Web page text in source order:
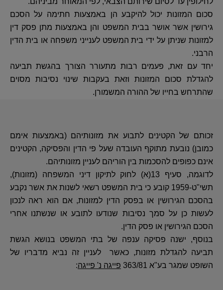
סכום המזונות יכול להיקבע הן באמצעות חתימה על הסכם
גירושין אשר אושר בבית המשפט והן באמצעות מתן פסק דין
למזונות שניתן על ידי בית המשפט לענייני משפחה או בית הדין
הרבני.
יחד עם זאת, פעמים רבות מתעורר הצורך בהגשת תביעה
להגדלת סכום המזונות וזאת בעקבות שינוי נסיבות מסוים
שהתרחש בחייו של ההורה המשמורן.
זכותם של הקטינים לתבוע את מזונותיהם (באמצעות אימם
כמובן) נובעת מתוקף העובדה שעל פי הדין והפסיקה, הקטינים
אינם כפופים להסכמות בין הוריהם לעניין מזונותיהם.
לדוגמה, סעיף 13(א) לחוק לתיקון דיני המשפחה (מזונות),
תשי"ט-1959 קובע כי בית המשפט רשאי לשנות את אשר נקבע
בהסכם הגירושין או בפסק הדין למזונות, אם הוא ראה לנכון
לעשות כן על סמך נסיבות שנודעו לתובע או שנשתנו אחרי
הסכם הגירושין או פסק הדין.
בנוסף, ישנה פסיקה ענפה של בתי המשפט בנושא הגשת
תביעה להגדלת מזונות, כאשר לעניין זה נביא מדבריו של
השופט שמגר בע"א 363/81
פייגה נ' פייגה: